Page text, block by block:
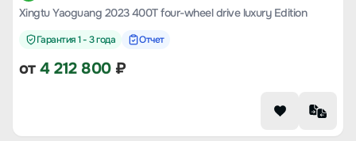
Xingtu Yaoguang 2023 400T four-wheel drive luxury Edition
Гарантия 1 - 3 года Отчет
от4 212 800₽